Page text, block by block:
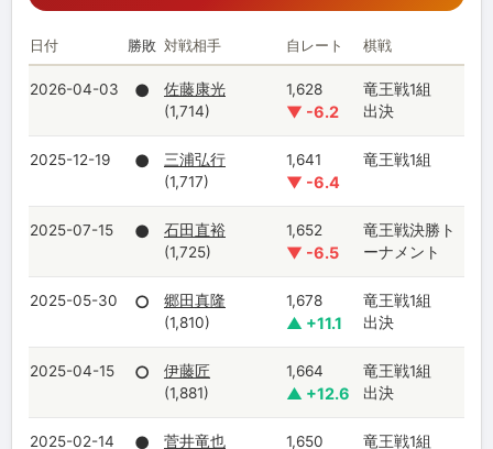
日付 勝敗 対戦相手 自レート 棋戦
2026-04-03 ●
佐藤康光
(1,714)
1,628
▼ -6.2
竜王戦1組
出決
2025-12-19 ●
三浦弘行
(1,717)
1,641
▼ -6.4
竜王戦1組
2025-07-15 ●
石田直裕
(1,725)
1,652
▼ -6.5
竜王戦決勝ト
ーナメント
2025-05-30 ○
郷田真隆
(1,810)
1,678
▲ +11.1
竜王戦1組
出決
2025-04-15 ○
伊藤匠
(1,881)
1,664
▲ +12.6
竜王戦1組
出決
2025-02-14 ●
菅井竜也
1,650 竜王戦1組